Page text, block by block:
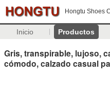
Hongtu Shoes
Inicio Productos
Gris, transpirable, lujoso,
cómodo, calzado casual